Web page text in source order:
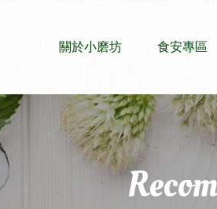
關於小磨坊 食安專區